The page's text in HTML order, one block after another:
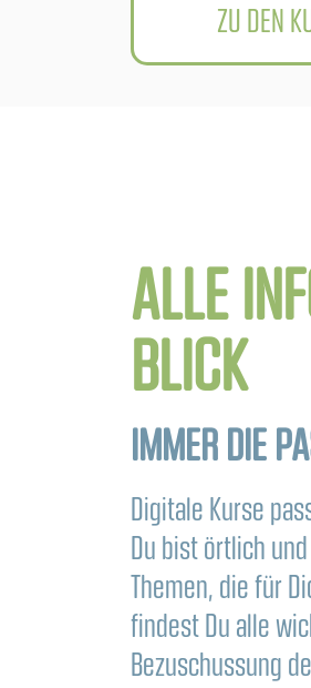
ZU DEN
ALLE
BLICK
IMMER DIE
Digitale Kurse
Du bist örtlich
Themen, die für
findest Du alle
Bezuschussung